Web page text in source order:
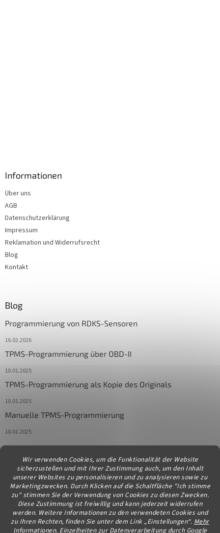
Wir verwenden Cookies, um die Funktionalität der Website
sicherzustellen und mit Ihrer Zustimmung auch, um den Inhalt
unserer Websites zu personalisieren und zu analysieren sowie zu
Marketingzwecken. Durch Klicken auf die Schaltfläche "Ich stimme
zu" stimmen Sie der Verwendung von Cookies zu diesen Zwecken.
Diese Zustimmung ist freiwillig und kann jederzeit widerrufen
werden. Weitere Informationen zu den verwendeten Cookies und
zu Ihren Rechten, finden Sie unter dem Link „Einstellungen“. Mehr
Informationen. Einzelheiten zur Datenverarbeitung durch Google
Informationen
Über uns
AGB
Datenschutzerklärung
Impressum
Reklamation und Widerrufsrecht
Blog
Kontakt
Blog
Programmierung von RDKS-Sensoren
16.02.2026
TPMS-Programmierung über OBD-II
10.01.2025
TPMS-Programmierung als Kopie des Originals
10.01.2025
Manuelle TPMS-Programmierung
10.01.2025
Kontakt
info@diagstore.at